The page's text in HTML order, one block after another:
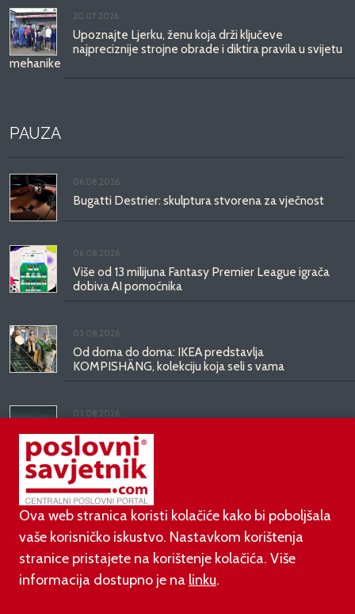
20.07.2026.
Upoznajte Ljerku, ženu koja drži ključeve
najpreciznije strojne obrade i diktira pravila u svijetu
mehanike
PAUZA
06.08.2026.
Bugatti Destrier: skulptura stvorena za vječnost
06.08.2026.
Više od 13 milijuna Fantasy Premier League igrača
dobiva AI pomoćnika
03.08.2026.
Od doma do doma: IKEA predstavlja
KOMPISHÄNG, kolekciju koja seli s vama
03.08.2026.
Kineski BYD predstavio luksuznu limuzinu veću od
Mercedesove S-klase, obećava domet do 1.000
kilometara
Ova web stranica koristi kolačiće kako bi poboljšala
vaše korisničko iskustvo. Nastavkom korištenja
stranice pristajete na korištenje kolačića. Više
informacija dostupno je na linku.